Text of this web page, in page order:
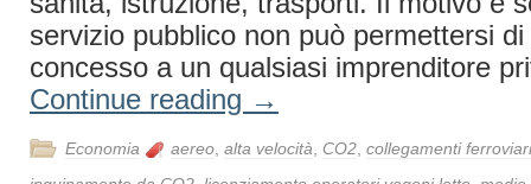
servizio pubblico non può permettersi
concesso a un qualsiasi imprenditore
Continue reading →
Economia aereo alta velocità CO2 collegamenti ferroviari